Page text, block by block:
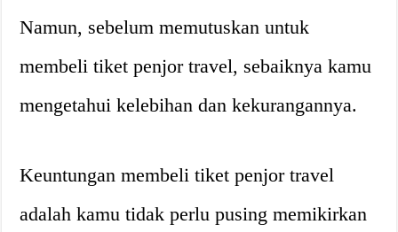
Namun, sebelum memutuskan untuk
membeli tiket penjor travel, sebaiknya kamu
mengetahui kelebihan dan kekurangannya.
Keuntungan membeli tiket penjor travel
adalah kamu tidak perlu pusing memikirkan